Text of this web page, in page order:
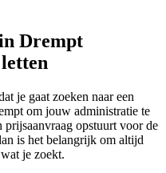
Drempt
je gaat zoeken naar een
om jouw administratie te
prijsaanvraag opstuurt voor de
is het belangrijk om altijd
je zoekt.